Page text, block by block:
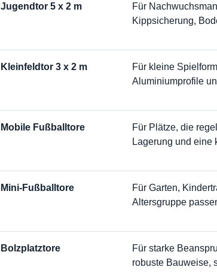
Jugendtor 5 x 2 m
Für
Kippsicherung,
Kleinfeldtor 3 x 2 m
Für kleine
Aluminiumprofile
Mobile Fußballtore
Für Plätze, die
Lagerung und eine
Mini-Fußballtore
Für Garten,
Altersgruppe
Bolzplatztore
Für starke
robuste Bauweise,